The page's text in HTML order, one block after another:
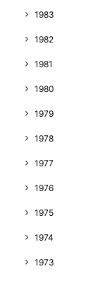
1983
1982
1981
1980
1979
1978
1977
1976
1975
1974
1973